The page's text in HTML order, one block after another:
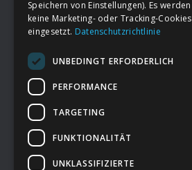
FooterDeine Spende
→ Impressum
→Kontakt zum PAO Team
Speichern von Einstellungen). Es werden
keine Marketing- oder Tracking-Cookies
eingesetzt. Datenschutzrichtlinie
UNBEDINGT ERFORDERLICH
PERFORMANCE
TARGETING
FUNKTIONALITÄT
UNKLASSIFIZIERTE